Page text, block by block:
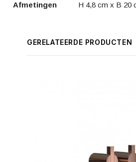
Afmetingen
H 4,8 cm x B 20
GERELATEERDE PRODUCTEN